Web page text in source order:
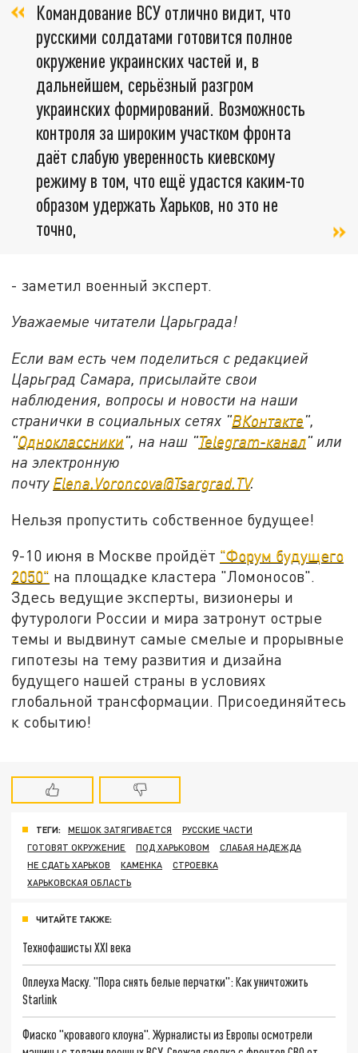
Командование ВСУ отлично видит, что
русскими солдатами готовится полное
окружение украинских частей и, в
дальнейшем, серьёзный разгром
украинских формирований. Возможность
контроля за широким участком фронта
даёт слабую уверенность киевскому
режиму в том, что ещё удастся каким-то
образом удержать Харьков, но это не
точно,
- заметил военный эксперт.
Уважаемые читатели Царьграда!
Если вам есть чем поделиться с редакцией
Царьград Самара, присылайте свои
наблюдения, вопросы и новости на наши
странички в социальных сетях "ВКонтакте",
"Одноклассники", на наш "Telegram-канал" или
на электронную
почту Elena.Voroncova@Tsargrad.TV.
Нельзя пропустить собственное будущее!
9-10 июня в Москве пройдёт "Форум будущего
2050" на площадке кластера "Ломоносов".
Здесь ведущие эксперты, визионеры и
футурологи России и мира затронут острые
темы и выдвинут самые смелые и прорывные
гипотезы на тему развития и дизайна
будущего нашей страны в условиях
глобальной трансформации. Присоединяйтесь
к событию!
ТЕГИ: МЕШОК ЗАТЯГИВАЕТСЯ
РУССКИЕ ЧАСТИ
ГОТОВЯТ ОКРУЖЕНИЕ
ПОД ХАРЬКОВОМ
СЛАБАЯ НАДЕЖДА
НЕ СДАТЬ ХАРЬКОВ
КАМЕНКА
СТРОЕВКА
ХАРЬКОВСКАЯ ОБЛАСТЬ
ЧИТАЙТЕ ТАКЖЕ:
Технофашисты XXI века
Оплеуха Маску. "Пора снять белые перчатки": Как уничтожить
Starlink
Фиаско "кровавого клоуна". Журналисты из Европы осмотрели